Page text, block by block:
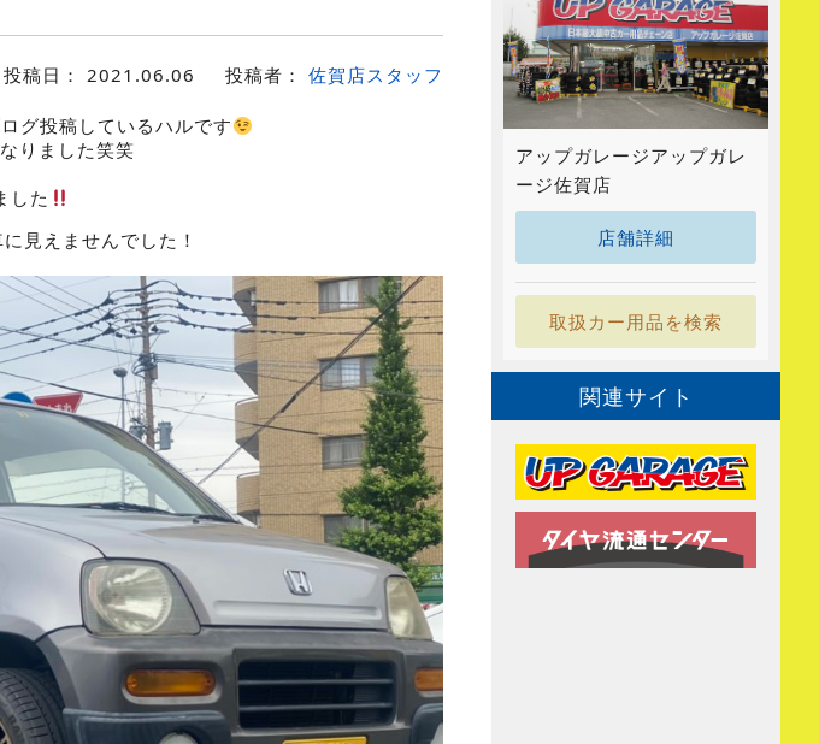
投稿日： 2021.06.06 投稿者： 佐賀店スタッフ
グ投稿しているハルです
りました笑笑
た
見えませんでした！
アップガレージアップガレ
ージ佐賀店
店舗詳細
取扱カー用品を検索
関連サイト